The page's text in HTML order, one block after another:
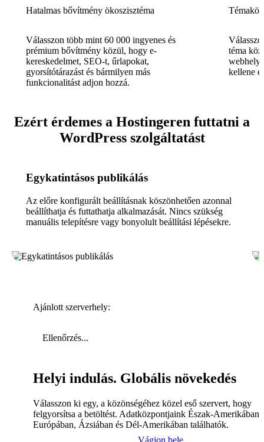
Hatalmas bővítmény ökoszisztéma
Válasszon több mint 60 000 ingyenes és
prémium bővítmény közül, hogy e-
kereskedelmet, SEO-t, űrlapokat,
gyorsítótárazást és bármilyen más
funkcionalitást adjon hozzá.
téma
kellene
Ezért érdemes a Hostingeren futtatni a
WordPress szolgáltatást
Egykatintásos publikálás
Az előre konfigurált beállításnak köszönhetően azonnal
beállíthatja és futtathatja alkalmazását. Nincs szükség
manuális telepítésre vagy bonyolult beállítási lépésekre.
Ajánlott szerverhely:
Ellenőrzés...
Helyi indulás. Globális növekedés
Válasszon ki egy, a közönségéhez közel eső szervert, hogy
felgyorsítsa a betöltést. Adatközpontjaink Észak-Amerikában,
Európában, Ázsiában és Dél-Amerikában találhatók.
Vágjon bele